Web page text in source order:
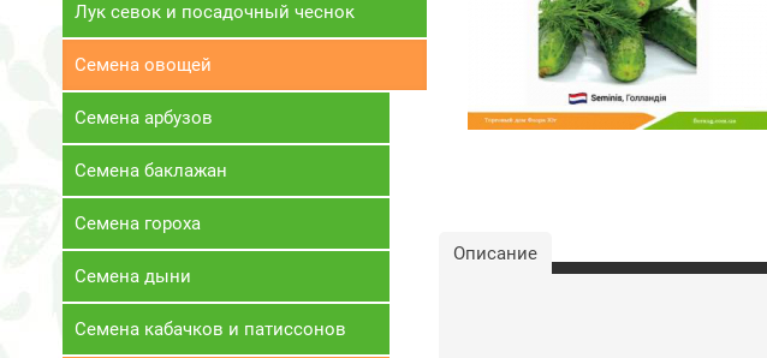
Лук севок и посадочный чеснок
Семена овощей
Семена арбузов
Семена баклажан
Семена гороха
Семена дыни
Семена кабачков и патиссонов
Описание